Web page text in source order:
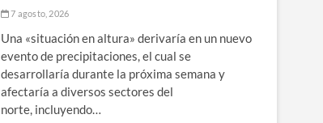
7 agosto, 2026
Una «situación en altura» derivaría en un nuevo
evento de precipitaciones, el cual se
desarrollaría durante la próxima semana y
afectaría a diversos sectores del
norte, incluyendo…